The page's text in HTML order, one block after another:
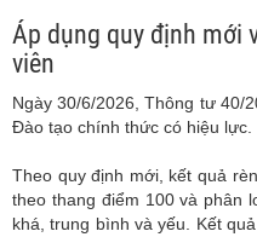
Áp dụng quy định mới
viên
Ngày 30/6/2026, Thông tư 40/
Đào tạo chính thức có hiệu lực.
Theo quy định mới, kết quả
theo thang điểm 100 và phân
khá, trung bình và yếu. Kết